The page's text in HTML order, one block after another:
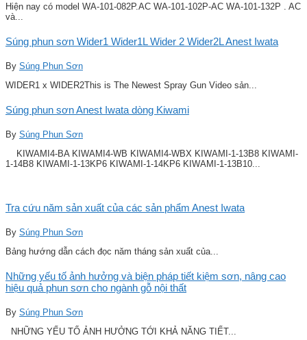
Hiện nay có model WA-101-082P.AC WA-101-102P-AC WA-101-132P . AC
và...
Súng phun sơn Wider1 Wider1L Wider 2 Wider2L Anest Iwata
By Súng Phun Sơn
WIDER1 x WIDER2This is The Newest Spray Gun Video sản...
Súng phun sơn Anest Iwata dòng Kiwami
By Súng Phun Sơn
KIWAMI4-BA KIWAMI4-WB KIWAMI4-WBX KIWAMI-1-13B8 KIWAMI-
1-14B8 KIWAMI-1-13KP6 KIWAMI-1-14KP6 KIWAMI-1-13B10...
Tra cứu năm sản xuất của các sản phẩm Anest Iwata
By Súng Phun Sơn
Bảng hướng dẫn cách đọc năm tháng sản xuất của...
Những yếu tố ảnh hưởng và biện pháp tiết kiệm sơn, nâng cao
hiệu quả phun sơn cho ngành gỗ nội thất
By Súng Phun Sơn
NHỮNG YẾU TỐ ẢNH HƯỞNG TỚI KHẢ NĂNG TIẾT...